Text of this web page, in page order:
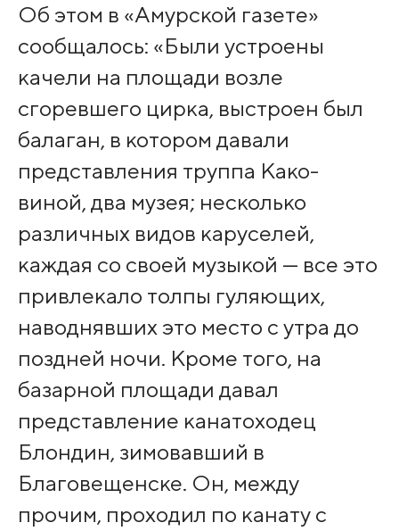
Об этом в «Амурской газете»
сообщалось: «Были устроены
качели на площади возле
сгоревшего цирка, выстроен был
балаган, в котором давали
представления труппа Како-
виной, два музея; несколько
различных видов каруселей,
каждая со своей музыкой — все это
привлекало толпы гуляющих,
наводнявших это место с утра до
поздней ночи. Кроме того, на
базарной площади давал
представление канатоходец
Блондин, зимовавший в
Благовещенске. Он, между
прочим, проходил по канату с